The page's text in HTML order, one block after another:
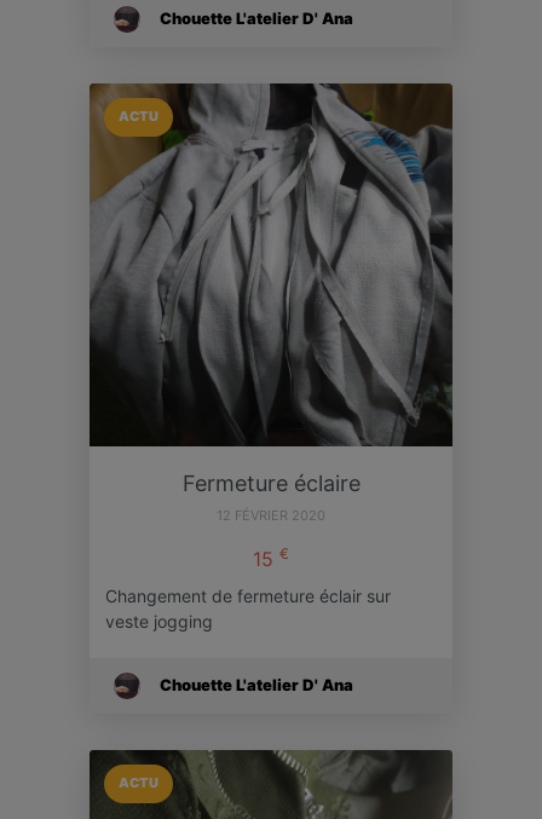
Chouette L'atelier D' Ana
ACTU
Fermeture éclaire
12 FÉVRIER 2020
15 €
Changement de fermeture éclair sur
veste jogging
Chouette L'atelier D' Ana
ACTU